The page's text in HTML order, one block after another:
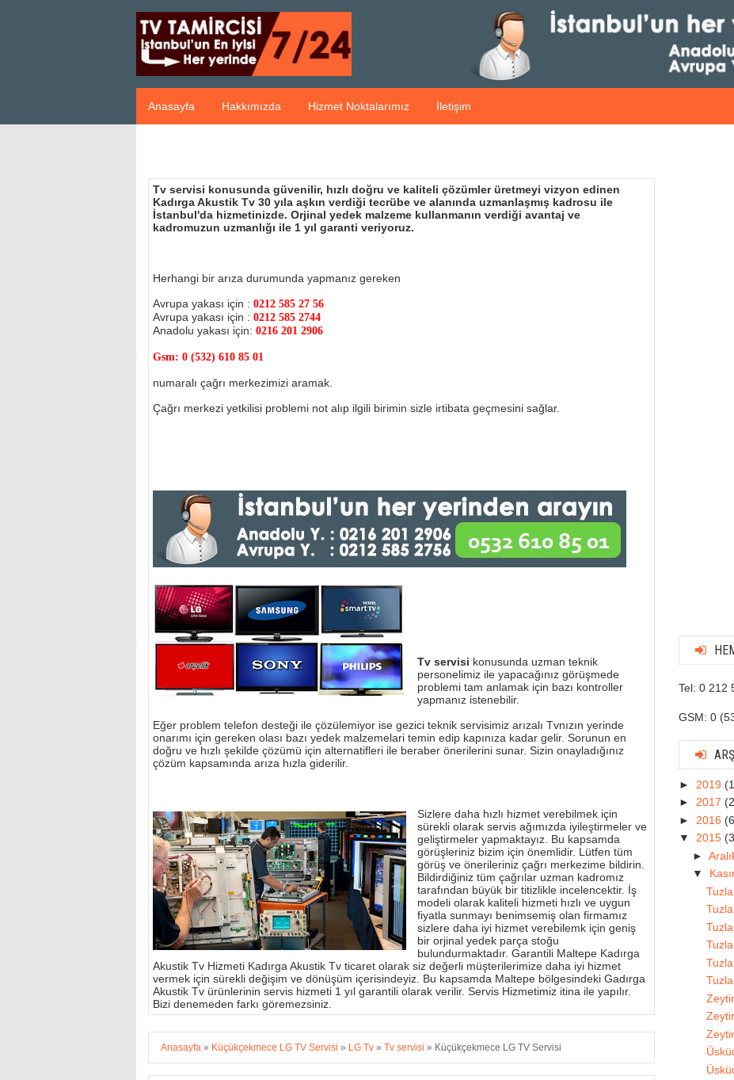
Anasayfa Hakkımızda Hizmet Noktalarımız İletişim
Tv servisi konusunda güvenilir, hızlı doğru ve kaliteli çözümler üretmeyi vizyon edinen
Kadırga Akustik Tv 30 yıla aşkın verdiği tecrübe ve alanında uzmanlaşmış kadrosu ile
İstanbul'da hizmetinizde. Orjinal yedek malzeme kullanmanın verdiği avantaj ve
kadromuzun uzmanlığı ile 1 yıl garanti veriyoruz.
Herhangi bir arıza durumunda yapmanız gereken
Avrupa yakası için : 0212 585 27 56
Avrupa yakası için : 0212 585 2744
Anadolu yakası için: 0216 201 2906
Gsm: 0 (532) 610 85 01
numaralı çağrı merkezimizi aramak.
Çağrı merkezi yetkilisi problemi not alıp ilgili birimin sizle irtibata geçmesini sağlar.
Tv servisi konusunda uzman teknik
personelimiz ile yapacağınız görüşmede
problemi tam anlamak için bazı kontroller
yapmanız istenebilir.
Eğer problem telefon desteği ile çözülemiyor ise gezici teknik servisimiz arızalı Tvnızın yerinde
onarımı için gereken olası bazı yedek malzemelari temin edip kapınıza kadar gelir. Sorunun en
doğru ve hızlı şekilde çözümü için alternatifleri ile beraber önerilerini sunar. Sizin onayladığınız
çözüm kapsamında arıza hızla giderilir.
Sizlere daha hızlı hizmet verebilmek için
sürekli olarak servis ağımızda iyileştirmeler ve
geliştirmeler yapmaktayız. Bu kapsamda
görüşleriniz bizim için önemlidir. Lütfen tüm
görüş ve önerileriniz çağrı merkezime bildirin.
Bildirdiğiniz tüm çağrılar uzman kadromız
tarafından büyük bir titizlikle incelencektir. İş
modeli olarak kaliteli hizmeti hızlı ve uygun
fiyatla sunmayı benimsemiş olan firmamız
sizlere daha iyi hizmet verebilemk için geniş
bir orjinal yedek parça stoğu
bulundurmaktadır. Garantili Maltepe Kadırga
Akustik Tv Hizmeti Kadırga Akustik Tv ticaret olarak siz değerli müşterilerimize daha iyi hizmet
vermek için sürekli değişim ve dönüşüm içerisindeyiz. Bu kapsamda Maltepe bölgesindeki Gadırga
Akustik Tv ürünlerinin servis hizmeti 1 yıl garantili olarak verilir. Servis Hizmetimiz itina ile yapılır.
Bizi denemeden farkı göremezsiniz.
Anasayfa » Küçükçekmece LG TV Servisi » LG Tv » Tv servisi » Küçükçekmece LG TV Servisi
Tel: 0 212
GSM: 0
► 2019
► 2017
► 2016
▼ 2015
►
▼